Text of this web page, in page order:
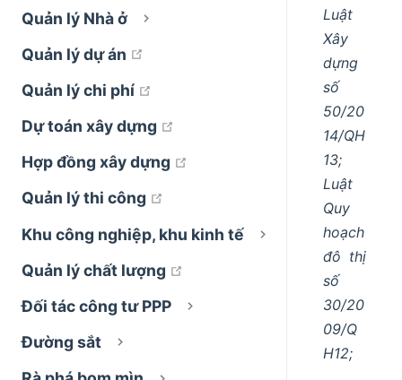
Quản lý Nhà ở
Quản lý dự án
Quản lý chi phí
Dự toán xây dựng
Hợp đồng xây dựng
open in new window
Quản lý thi công
Khu công nghiệp, khu kinh tế
Quản lý chất lượng
open in new window
Đối tác công tư PPP
Đường sắt
Luật
Xây
dựng
số
50/20
14/QH
13;
Luật
Quy
hoạch
đô thị
số
30/20
09/Q
H12;